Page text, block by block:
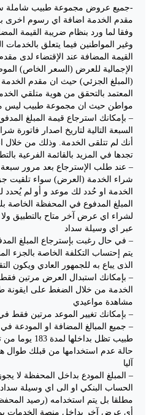
-جميع عروض مجموعة طبيب شاملة سعر
مقدم الخدمة اضافة اي رسوم اخرى
وفقا لما ورد بنظام ضريبة القيمة المضافة
وغير المواطنين فيما يتعلق بالخدمات
القيمة المضافة عند الإقتضاء لدى مقدم
الإجمالية للعرض (السعر الخاص) الموضح
(المبلغ الجزئي) حيث ان مقدم الخدمة
المعتمد بالتحقق من هوية متلقي الخدمة
مواطن حيث ان مجموعة طبيب ليس مخول
– بإمكانك استرجاع قيمة المبلغ المدفوع
السبعة التالية لتاريخ اصدار فاتورة
أنك لم تتلقى الخدمة. وذلك من خلال
تجدها في المزيد بالقائمة الفرعية بالتطبيق
– عند طلب الإسترجاع بعد مرور سبعة أيام
شراء الخدمة (العرض) سواء تلقيت جزء
الخدمة او حُدد لك موعد و أو لم يُحدد لك
المبلغ المدفوع في المحفظة الخاصة بك
لشراء اي عرض آخر متاح بالتطبيق ولا
عبر اي وسيلة سداد
– في حال رغبت بإسترجاع المبلغ
يتم إحتساب التكلفة الخاصة بالجزء
الذى يباع به للجمهور العادي ويكون
– بإمكانك استبدال العرض مرتين فقط
الخدمة من خلال الضغط على ايقونة
مشاهدة مواعيدي
– بإمكانك تغيير الموعد مرتين فقط في
– جميع المبالغ المضافة او المودعة في
طبيب تظل بداخلها لمدة
حالة عدم استخدامها من قبلك طوال هذه
– المبلغ المودع بداخل المحفظة لا يجوز
الحساب البنكي او الى اي وسيلة سداد
مطلقا بل يتم استخدامه (رصيد
أي عرض آخر بداخل منصة الخدمات